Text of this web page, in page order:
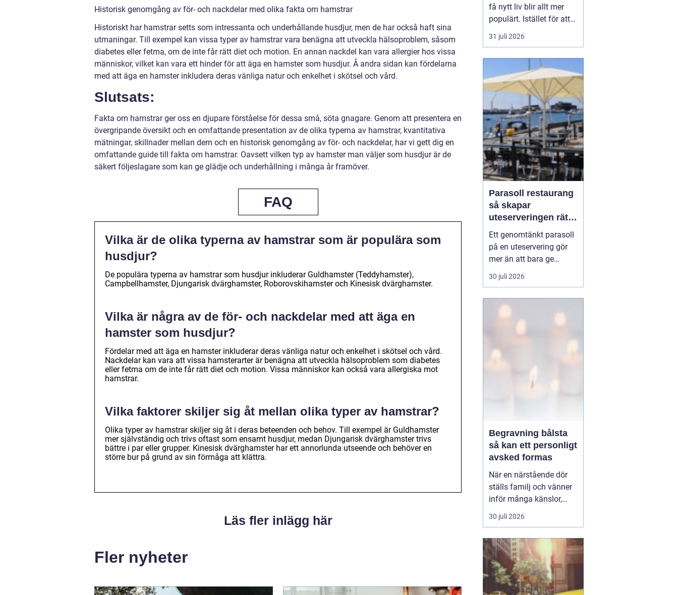
Historisk genomgång av för- och nackdelar med olika fakta om hamstrar
Historiskt har hamstrar setts som intressanta och underhållande husdjur, men de har också haft sina
utmaningar. Till exempel kan vissa typer av hamstrar vara benägna att utveckla hälsoproblem, såsom
diabetes eller fetma, om de inte får rätt diet och motion. En annan nackdel kan vara allergier hos vissa
människor, vilket kan vara ett hinder för att äga en hamster som husdjur. Å andra sidan kan fördelarna
med att äga en hamster inkludera deras vänliga natur och enkelhet i skötsel och vård.
Slutsats:
Fakta om hamstrar ger oss en djupare förståelse för dessa små, söta gnagare. Genom att presentera en
övergripande översikt och en omfattande presentation av de olika typerna av hamstrar, kvantitativa
mätningar, skillnader mellan dem och en historisk genomgång av för- och nackdelar, har vi gett dig en
omfattande guide till fakta om hamstrar. Oavsett vilken typ av hamster man väljer som husdjur är de
säkert följeslagare som kan ge glädje och underhållning i många år framöver.
FAQ
Vilka är de olika typerna av hamstrar som är populära som
husdjur?
De populära typerna av hamstrar som husdjur inkluderar Guldhamster (Teddyhamster),
Campbellhamster, Djungarisk dvärghamster, Roborovskihamster och Kinesisk dvärghamster.
Vilka är några av de för- och nackdelar med att äga en
hamster som husdjur?
Fördelar med att äga en hamster inkluderar deras vänliga natur och enkelhet i skötsel och vård.
Nackdelar kan vara att vissa hamsterarter är benägna att utveckla hälsoproblem som diabetes
eller fetma om de inte får rätt diet och motion. Vissa människor kan också vara allergiska mot
hamstrar.
Vilka faktorer skiljer sig åt mellan olika typer av hamstrar?
Olika typer av hamstrar skiljer sig åt i deras beteenden och behov. Till exempel är Guldhamster
mer självständig och trivs oftast som ensamt husdjur, medan Djungarisk dvärghamster trivs
bättre i par eller grupper. Kinesisk dvärghamster har ett annorlunda utseende och behöver en
större bur på grund av sin förmåga att klättra.
Läs fler inlägg här
Fler nyheter
få nytt liv blir allt mer
populärt. Istället för att
låta arvegods ligga i en
låda kan de formas om
passar stilen i dag och
bär med sig historien.
N&au...
31 juli 2026
Parasoll restaurang
så skapar
uteserveringen rätt
känsla året runt
Ett genomtänkt parasoll
på en uteservering gör
mer än att bara ge
skugga. Det påverkar hur
länge gästerna stannar,
och om de väljer att
komma tillbaka. När
kraven på komfort,
30 juli 2026
Begravning bålsta
så kan ett personligt
avsked formas
När en närstående dör
ställs familj och vänner
inför många känslor,
men också praktiska
beslut.
ceremoni i någon av
Håbo församlings kyrkor
eller ka...
30 juli 2026